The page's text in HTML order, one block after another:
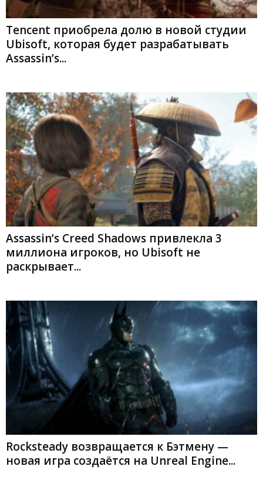
Tencent приобрела долю в новой студии
Ubisoft, которая будет разрабатывать
Assassin’s...
Assassin’s Creed Shadows привлекла 3
миллиона игроков, но Ubisoft не
раскрывает...
Rocksteady возвращается к Бэтмену —
новая игра создаётся на Unreal Engine...